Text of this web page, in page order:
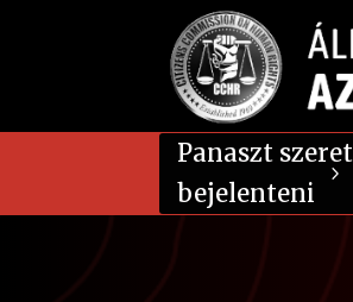
Panaszt
bejelenteni